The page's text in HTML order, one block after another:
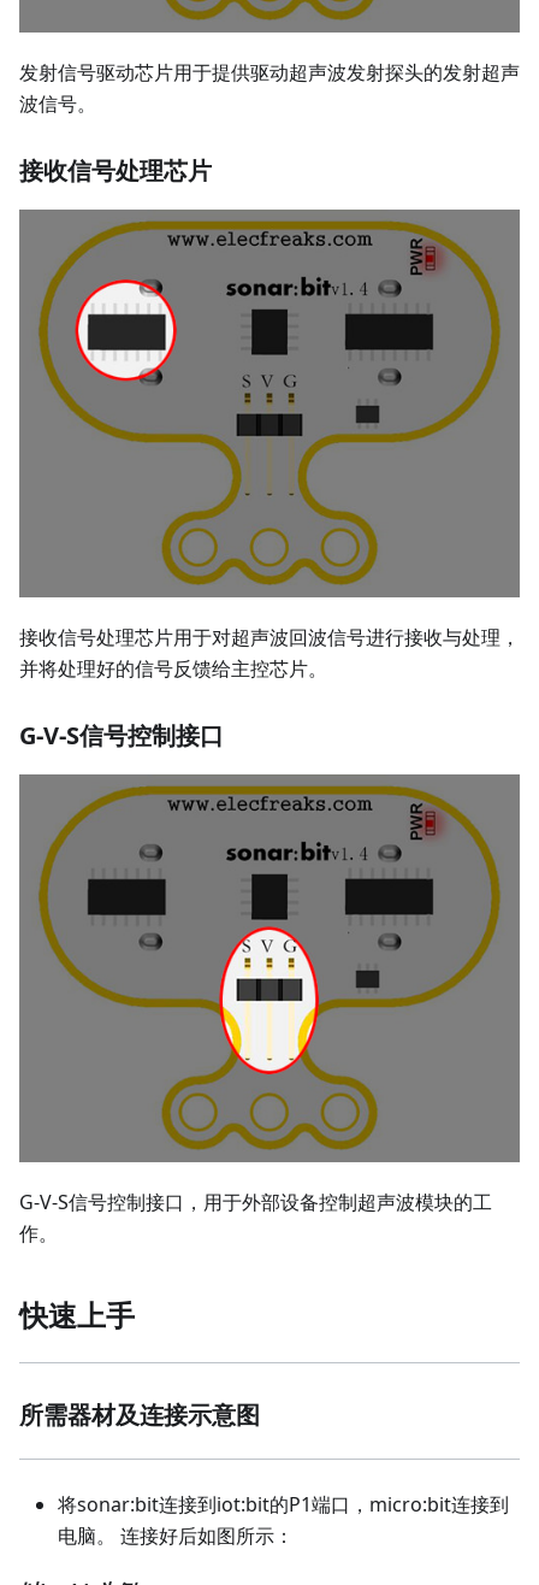
发射信号驱动芯片用于提供驱动超声波发射探头的发射超声
波信号。
接收信号处理芯片
接收信号处理芯片用于对超声波回波信号进行接收与处理，
并将处理好的信号反馈给主控芯片。
G-V-S信号控制接口
G-V-S信号控制接口，用于外部设备控制超声波模块的工
作。
快速上手
所需器材及连接示意图
将sonar:bit连接到iot:bit的P1端口，micro:bit连接到
电脑。 连接好后如图所示：